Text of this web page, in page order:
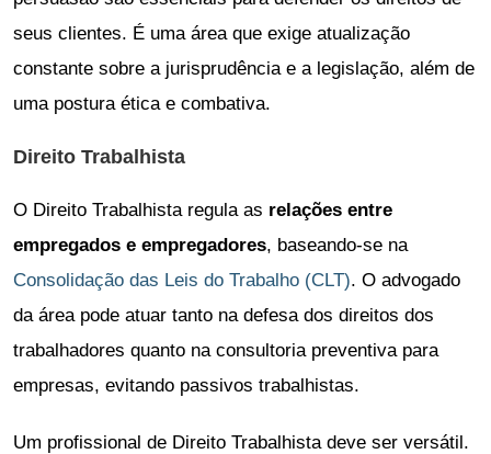
seus clientes. É uma área que exige atualização
constante sobre a jurisprudência e a legislação, além de
uma postura ética e combativa.
Direito Trabalhista
O Direito Trabalhista regula as relações entre
empregados e empregadores, baseando-se na
Consolidação das Leis do Trabalho (CLT). O advogado
da área pode atuar tanto na defesa dos direitos dos
trabalhadores quanto na consultoria preventiva para
empresas, evitando passivos trabalhistas.
Um profissional de Direito Trabalhista deve ser versátil.